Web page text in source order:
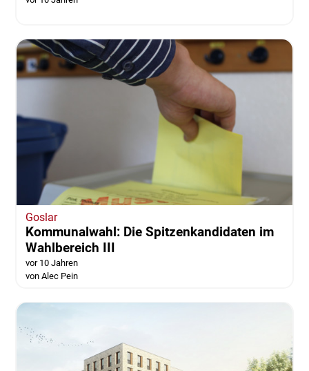
Goslar
Kommunalwahl: Die Spitzenkandidaten im
Wahlbereich III
vor 10 Jahren
von Alec Pein